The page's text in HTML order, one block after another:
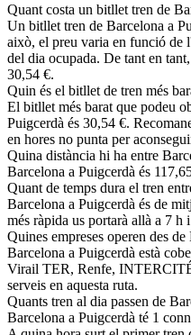
Quant costa un bitllet tren de
Un bitllet tren de Barcelona a
això, el preu varia en funció de
del dia ocupada. De tant en
30,54 €.
Quin és el bitllet de tren més
El bitllet més barat que podeu
Puigcerdà és 30,54 €.
en hores no punta per
Quina distància hi ha entre
Barcelona a Puigcerdà és
Quant de temps dura el tren
Barcelona a Puigcerdà és de
més ràpida us portarà allà a 7 h
Quines empreses operen des
Barcelona a Puigcerdà està
Virail TER, Renfe,
serveis en aquesta ruta.
Quants tren al dia passen de
Barcelona a Puigcerdà té 1